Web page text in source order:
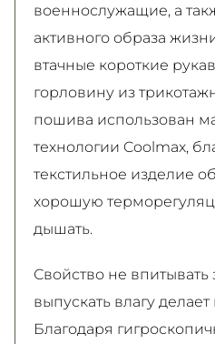
военнослужащие, а
активного образа
втачные короткие
горловину из
пошива использован
технологии Coolmax,
текстильное изделие
хорошую
дышать.
Свойство не впитывать
выпускать влагу
Благодаря